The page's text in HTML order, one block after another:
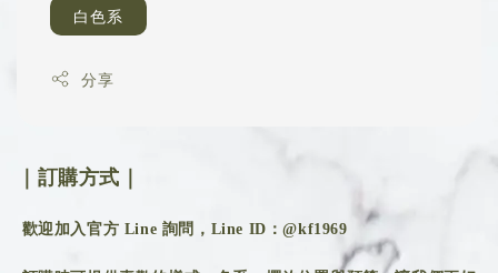
白色系
分享
｜訂購方式｜
歡迎加入官方 Line 詢問，Line ID：@kf1969